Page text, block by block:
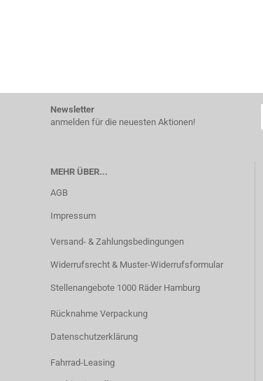
Newsletter
anmelden für die neuesten Aktionen!
MEHR ÜBER...
AGB
Impressum
Versand- & Zahlungsbedingungen
Widerrufsrecht & Muster-Widerrufsformular
Stellenangebote 1000 Räder Hamburg
Rücknahme Verpackung
Datenschutzerklärung
Fahrrad-Leasing